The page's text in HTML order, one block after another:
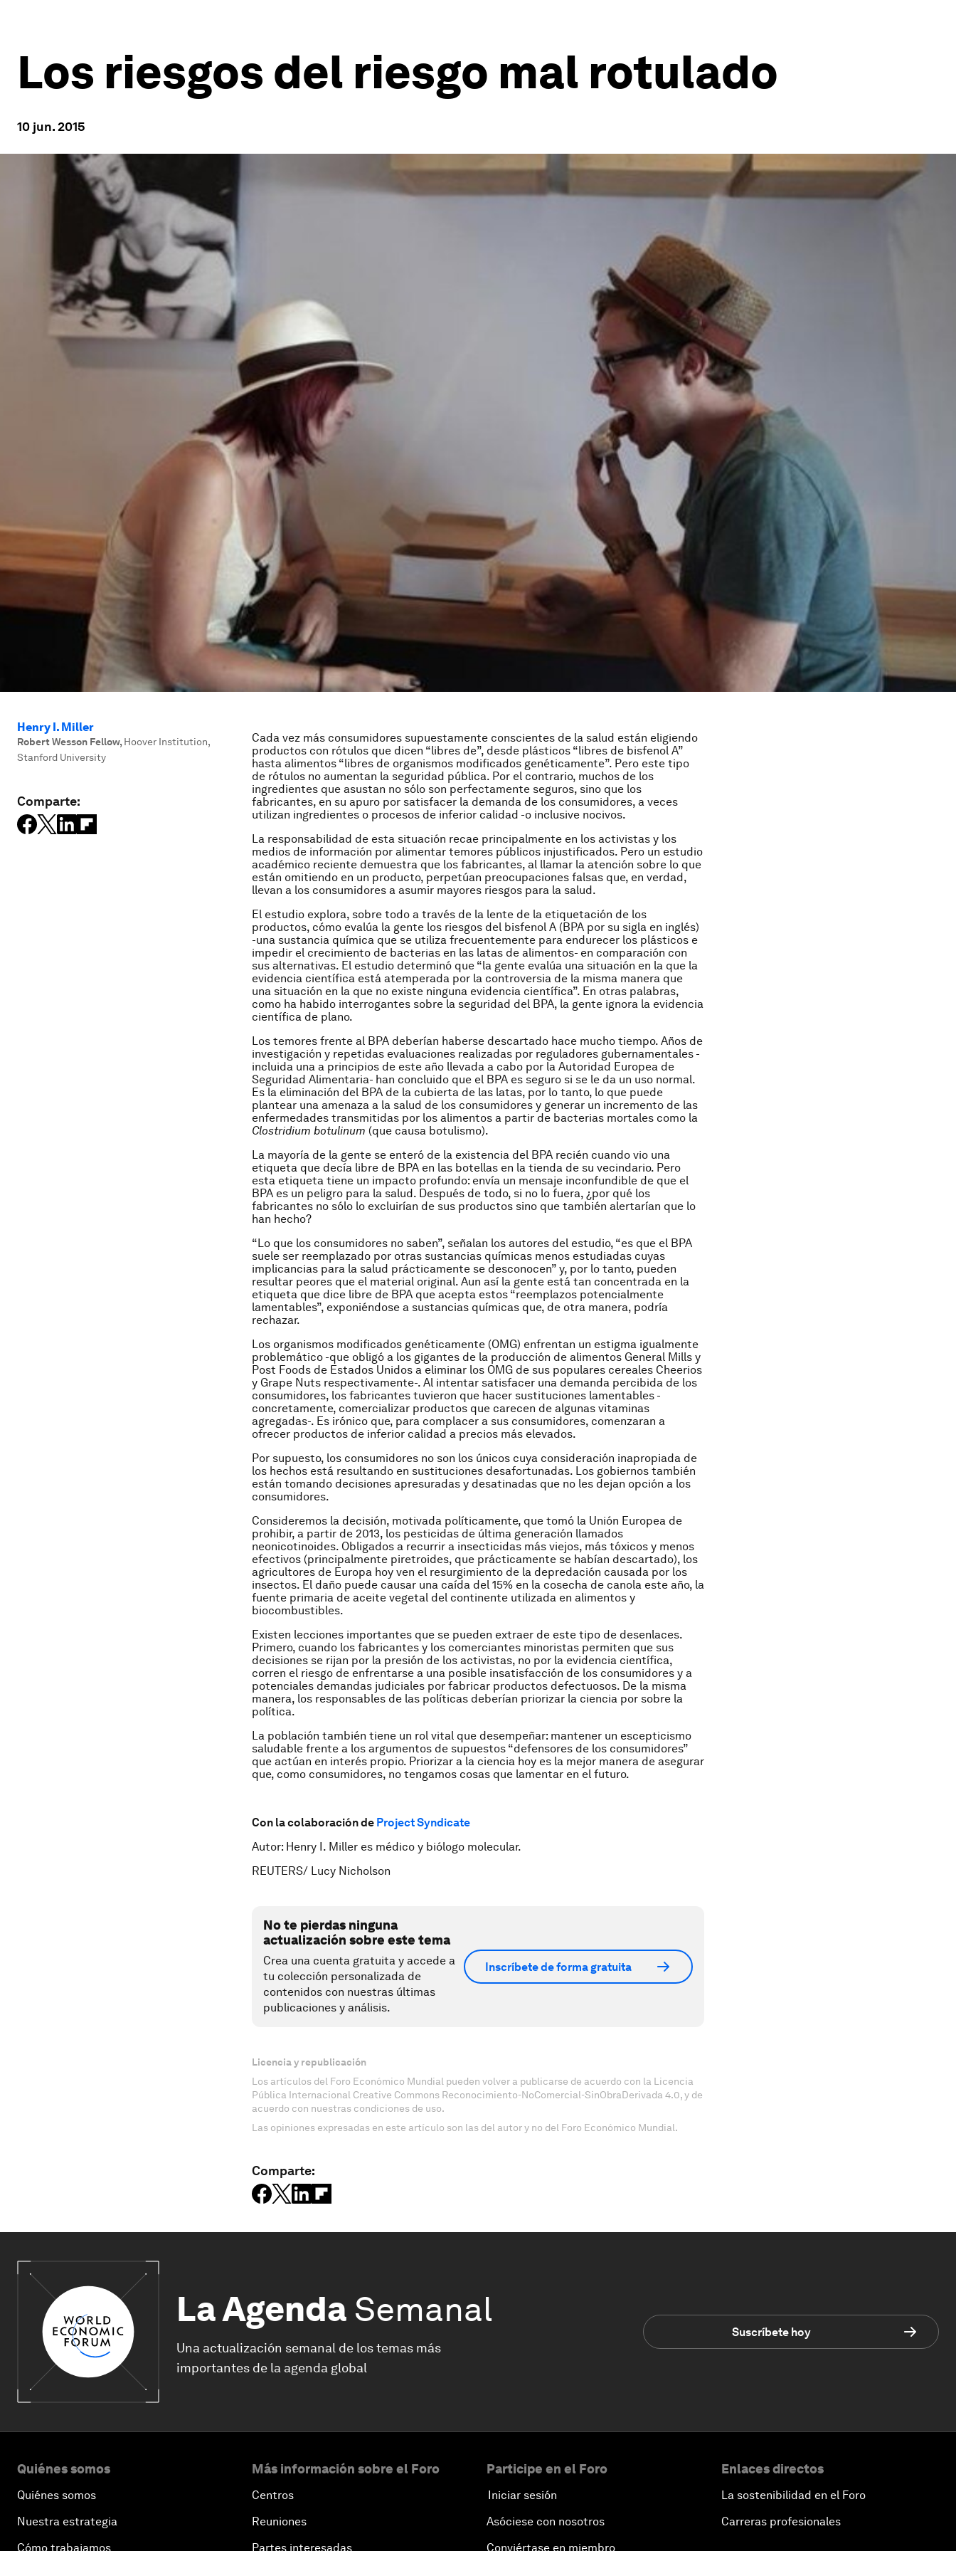
Los riesgos del riesgo mal rotulado
10 jun. 2015
Henry I. Miller
Robert Wesson Fellow, Hoover Institution,
Stanford University
Comparte:
Cada vez más consumidores supuestamente conscientes de la salud están eligiendo
productos con rótulos que dicen “libres de”, desde plásticos “libres de bisfenol A”
hasta alimentos “libres de organismos modificados genéticamente”. Pero este tipo
de rótulos no aumentan la seguridad pública. Por el contrario, muchos de los
ingredientes que asustan no sólo son perfectamente seguros, sino que los
fabricantes, en su apuro por satisfacer la demanda de los consumidores, a veces
utilizan ingredientes o procesos de inferior calidad -o inclusive nocivos.
La responsabilidad de esta situación recae principalmente en los activistas y los
medios de información por alimentar temores públicos injustificados. Pero un estudio
académico reciente demuestra que los fabricantes, al llamar la atención sobre lo que
están omitiendo en un producto, perpetúan preocupaciones falsas que, en verdad,
llevan a los consumidores a asumir mayores riesgos para la salud.
El estudio explora, sobre todo a través de la lente de la etiquetación de los
productos, cómo evalúa la gente los riesgos del bisfenol A (BPA por su sigla en inglés)
-una sustancia química que se utiliza frecuentemente para endurecer los plásticos e
impedir el crecimiento de bacterias en las latas de alimentos- en comparación con
sus alternativas. El estudio determinó que “la gente evalúa una situación en la que la
evidencia científica está atemperada por la controversia de la misma manera que
una situación en la que no existe ninguna evidencia científica”. En otras palabras,
como ha habido interrogantes sobre la seguridad del BPA, la gente ignora la evidencia
científica de plano.
Los temores frente al BPA deberían haberse descartado hace mucho tiempo. Años de
investigación y repetidas evaluaciones realizadas por reguladores gubernamentales -
incluida una a principios de este año llevada a cabo por la Autoridad Europea de
Seguridad Alimentaria- han concluido que el BPA es seguro si se le da un uso normal.
Es la eliminación del BPA de la cubierta de las latas, por lo tanto, lo que puede
plantear una amenaza a la salud de los consumidores y generar un incremento de las
enfermedades transmitidas por los alimentos a partir de bacterias mortales como la
Clostridium botulinum (que causa botulismo).
La mayoría de la gente se enteró de la existencia del BPA recién cuando vio una
etiqueta que decía libre de BPA en las botellas en la tienda de su vecindario. Pero
esta etiqueta tiene un impacto profundo: envía un mensaje inconfundible de que el
BPA es un peligro para la salud. Después de todo, si no lo fuera, ¿por qué los
fabricantes no sólo lo excluirían de sus productos sino que también alertarían que lo
han hecho?
“Lo que los consumidores no saben”, señalan los autores del estudio, “es que el BPA
suele ser reemplazado por otras sustancias químicas menos estudiadas cuyas
implicancias para la salud prácticamente se desconocen” y, por lo tanto, pueden
resultar peores que el material original. Aun así la gente está tan concentrada en la
etiqueta que dice libre de BPA que acepta estos “reemplazos potencialmente
lamentables”, exponiéndose a sustancias químicas que, de otra manera, podría
rechazar.
Los organismos modificados genéticamente (OMG) enfrentan un estigma igualmente
problemático -que obligó a los gigantes de la producción de alimentos General Mills y
Post Foods de Estados Unidos a eliminar los OMG de sus populares cereales Cheerios
y Grape Nuts respectivamente-. Al intentar satisfacer una demanda percibida de los
consumidores, los fabricantes tuvieron que hacer sustituciones lamentables -
concretamente, comercializar productos que carecen de algunas vitaminas
agregadas-. Es irónico que, para complacer a sus consumidores, comenzaran a
ofrecer productos de inferior calidad a precios más elevados.
Por supuesto, los consumidores no son los únicos cuya consideración inapropiada de
los hechos está resultando en sustituciones desafortunadas. Los gobiernos también
están tomando decisiones apresuradas y desatinadas que no les dejan opción a los
consumidores.
Consideremos la decisión, motivada políticamente, que tomó la Unión Europea de
prohibir, a partir de 2013, los pesticidas de última generación llamados
neonicotinoides. Obligados a recurrir a insecticidas más viejos, más tóxicos y menos
efectivos (principalmente piretroides, que prácticamente se habían descartado), los
agricultores de Europa hoy ven el resurgimiento de la depredación causada por los
insectos. El daño puede causar una caída del 15% en la cosecha de canola este año, la
fuente primaria de aceite vegetal del continente utilizada en alimentos y
biocombustibles.
Existen lecciones importantes que se pueden extraer de este tipo de desenlaces.
Primero, cuando los fabricantes y los comerciantes minoristas permiten que sus
decisiones se rijan por la presión de los activistas, no por la evidencia científica,
corren el riesgo de enfrentarse a una posible insatisfacción de los consumidores y a
potenciales demandas judiciales por fabricar productos defectuosos. De la misma
manera, los responsables de las políticas deberían priorizar la ciencia por sobre la
política.
La población también tiene un rol vital que desempeñar: mantener un escepticismo
saludable frente a los argumentos de supuestos “defensores de los consumidores”
que actúan en interés propio. Priorizar a la ciencia hoy es la mejor manera de asegurar
que, como consumidores, no tengamos cosas que lamentar en el futuro.
Con la colaboración de Project Syndicate
Autor: Henry I. Miller es médico y biólogo molecular.
REUTERS/ Lucy Nicholson
No te pierdas ninguna
actualización sobre este tema
Crea una cuenta gratuita y accede a
tu colección personalizada de
contenidos con nuestras últimas
publicaciones y análisis.
Inscríbete de forma gratuita
Licencia y republicación
Los artículos del Foro Económico Mundial pueden volver a publicarse de acuerdo con la Licencia
Pública Internacional Creative Commons Reconocimiento-NoComercial-SinObraDerivada 4.0, y de
acuerdo con nuestras condiciones de uso.
Las opiniones expresadas en este artículo son las del autor y no del Foro Económico Mundial.
Comparte:
La Agenda Semanal
Una actualización semanal de los temas más
importantes de la agenda global
Suscríbete hoy
Quiénes somos
Quiénes somos
Nuestra estrategia
Cómo trabajamos
Más información sobre el Foro
Centros
Reuniones
Partes interesadas
Participe en el Foro
Iniciar sesión
Asóciese con nosotros
Conviértase en miembro
Enlaces directos
La sostenibilidad en el Foro
Carreras profesionales